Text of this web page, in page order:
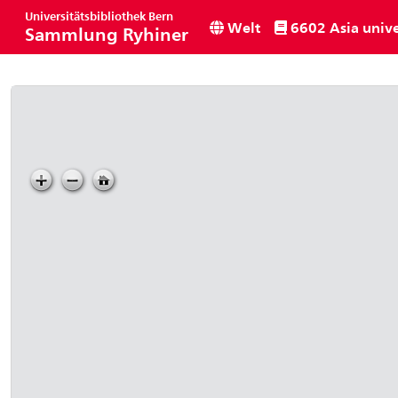
Universitätsbibliothek Bern
Sammlung Ryhiner Welt 6602 Asia